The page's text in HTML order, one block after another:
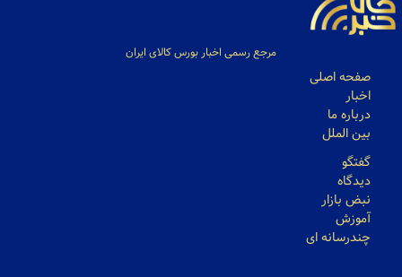
مرجع رسمی اخبار بورس کالای ایران
صفحه اصلی
اخبار
درباره ما
بین الملل
گفتگو
دیدگاه
نبض بازار
آموزش
چندرسانه ای